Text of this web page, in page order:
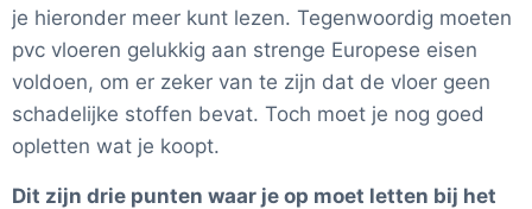
je hieronder meer kunt lezen. Tegenwoordig moeten
pvc vloeren gelukkig aan strenge Europese eisen
voldoen, om er zeker van te zijn dat de vloer geen
schadelijke stoffen bevat. Toch moet je nog goed
opletten wat je koopt.
Dit zijn drie punten waar je op moet letten bij het